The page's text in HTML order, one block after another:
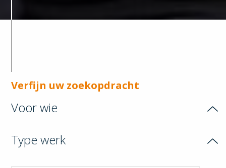
Verfijn uw zoekopdracht
Voor wie
Type werk